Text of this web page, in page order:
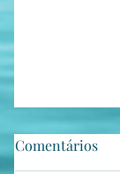
Comentários